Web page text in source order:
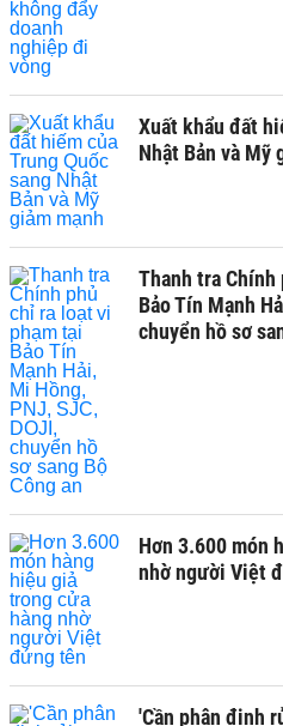
Xuất khẩu đất
Nhật Bản và Mỹ
Thanh tra
Bảo Tín Mạnh
chuyển hồ sơ
Hơn 3.600 món
nhờ người Việt
'Cần phân định